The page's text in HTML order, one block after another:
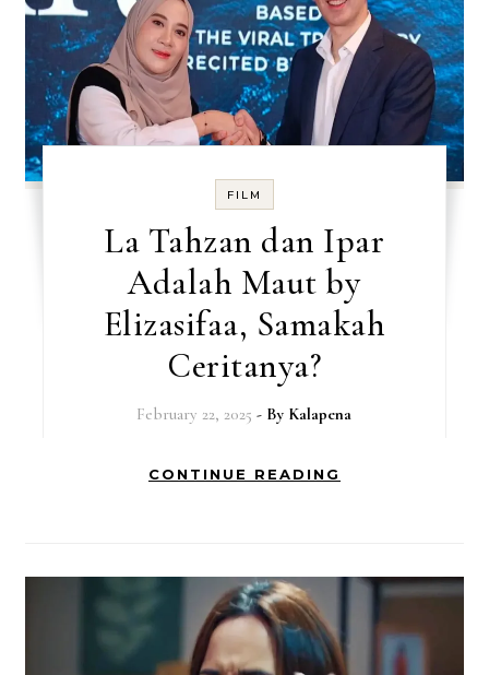
FILM
La Tahzan dan Ipar
Adalah Maut by
Elizasifaa, Samakah
Ceritanya?
February 22, 2025 - By Kalapena
CONTINUE READING